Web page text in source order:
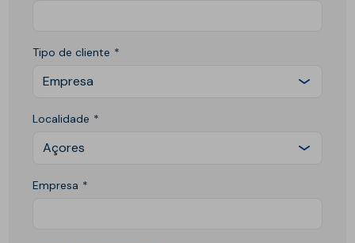
Tipo de cliente
Empresa
Localidade
Açores
Empresa